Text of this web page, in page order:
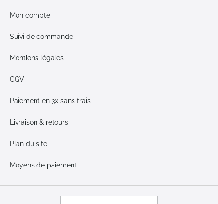
Mon compte
Suivi de commande
Mentions légales
CGV
Paiement en 3x sans frais
Livraison & retours
Plan du site
Moyens de paiement